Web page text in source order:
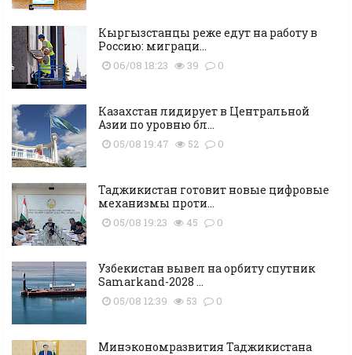
Кыргызстанцы реже едут на работу в
Россию: миграци...
06/08 18:23 39 0
Казахстан лидирует в Центральной
Азии по уровню бл...
05/08 19:47 52 0
Таджикистан готовит новые цифровые
механизмы проти...
05/08 19:23 45 0
Узбекистан вывел на орбиту спутник
Samarkand-2028 ...
05/08 12:39 53 0
Минэкономразвития Таджикистана